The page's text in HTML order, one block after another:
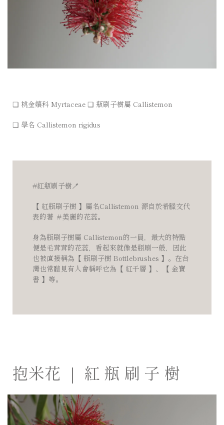
❑ 桃金孃科 Myrtaceae ❑ 瓶刷子樹屬 Callistemon
❑ 學名 Callistemon rigidus
#紅瓶刷子樹🪥
【 紅瓶刷子樹 】屬名Callistemon 源自於希臘文代
表的著 ＃美麗的花蕊。
身為瓶刷子樹屬 Callistemon的一員，最大的特點
便是毛茸茸的花蕊，看起來就像是瓶刷一般，因此
也被直接稱為【 瓶刷子樹 Bottlebrushes 】。在台
灣也常聽見有人會稱呼它為【 紅千層 】、【 金寶
書 】等。
抱米花 ｜ 紅 瓶 刷 子 樹